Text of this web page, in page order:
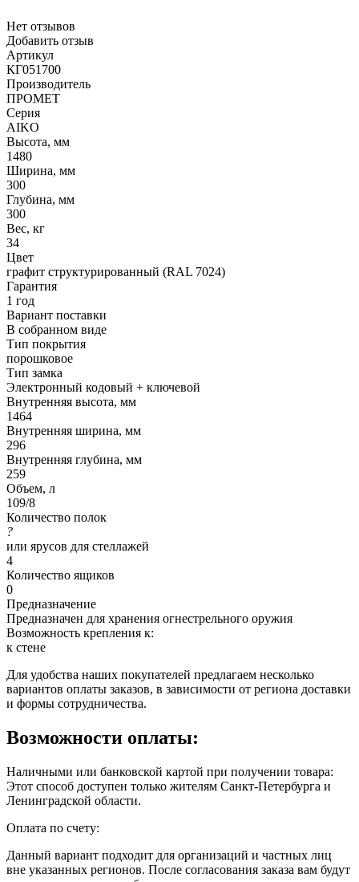
Нет отзывов
Добавить отзыв
Артикул
КГ051700
Производитель
ПРОМЕТ
Серия
AIKO
Высота, мм
1480
Ширина, мм
300
Глубина, мм
300
Вес, кг
34
Цвет
графит структурированный (RAL 7024)
Гарантия
1 год
Вариант поставки
В собранном виде
Тип покрытия
порошковое
Тип замка
Электронный кодовый + ключевой
Внутренняя высота, мм
1464
Внутренняя ширина, мм
296
Внутренняя глубина, мм
259
Объем, л
109/8
Количество полок
?
или ярусов для стеллажей
4
Количество ящиков
0
Предназначение
Предназначен для хранения огнестрельного оружия
Возможность крепления к:
к стене
Для удобства наших покупателей предлагаем несколько
вариантов оплаты заказов, в зависимости от региона доставки
и формы сотрудничества.
Возможности оплаты:
Наличными или банковской картой при получении товара:
Этот способ доступен только жителям Санкт-Петербурга и
Ленинградской области.
Оплата по счету:
Данный вариант подходит для организаций и частных лиц
вне указанных регионов. После согласования заказа вам будут